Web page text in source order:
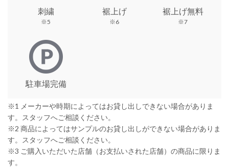
刺繍
※5
裾上げ
※6
裾上げ無料
※7
駐車場完備
※1 メーカーや時期によってはお貸し出しできない場合がありま
す。スタッフへご相談ください。
※2 商品によってはサンプルのお貸し出しができない場合がありま
す。スタッフへご相談ください。
※3 ご購入いただいた店舗（お支払いされた店舗）の商品に限りま
す。